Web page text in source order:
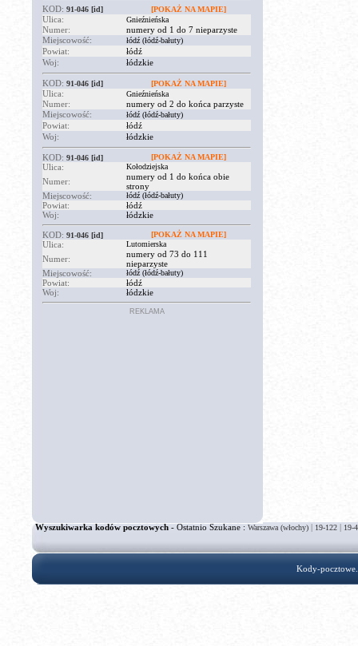
KOD: 91-046 [id] [POKAŻ NA MAPIE]
Ulica: Gnieźnieńska
Numer:
numery od 1 do 7 nieparzyste
Miejscowość:
łódź (łódź-bałuty)
Powiat:
łódź
Woj:
łódzkie
KOD: 91-046 [id] [POKAŻ NA MAPIE]
Ulica: Gnieźnieńska
Numer:
numery od 2 do końca parzyste
Miejscowość:
łódź (łódź-bałuty)
Powiat:
łódź
Woj:
łódzkie
KOD: 91-046 [id] [POKAŻ NA MAPIE]
Ulica: Kołodziejska
Numer:
numery od 1 do końca obie
strony
Miejscowość:
łódź (łódź-bałuty)
Powiat:
łódź
Woj:
łódzkie
KOD: 91-046 [id] [POKAŻ NA MAPIE]
Ulica: Lutomierska
Numer:
numery od 73 do 111
nieparzyste
Miejscowość:
łódź (łódź-bałuty)
Powiat:
łódź
Woj:
łódzkie
REKLAMA
Wyszukiwarka kodów pocztowych- Ostatnio Szukane :Warszawa (włochy) | 19-122 | 19-
Kody-